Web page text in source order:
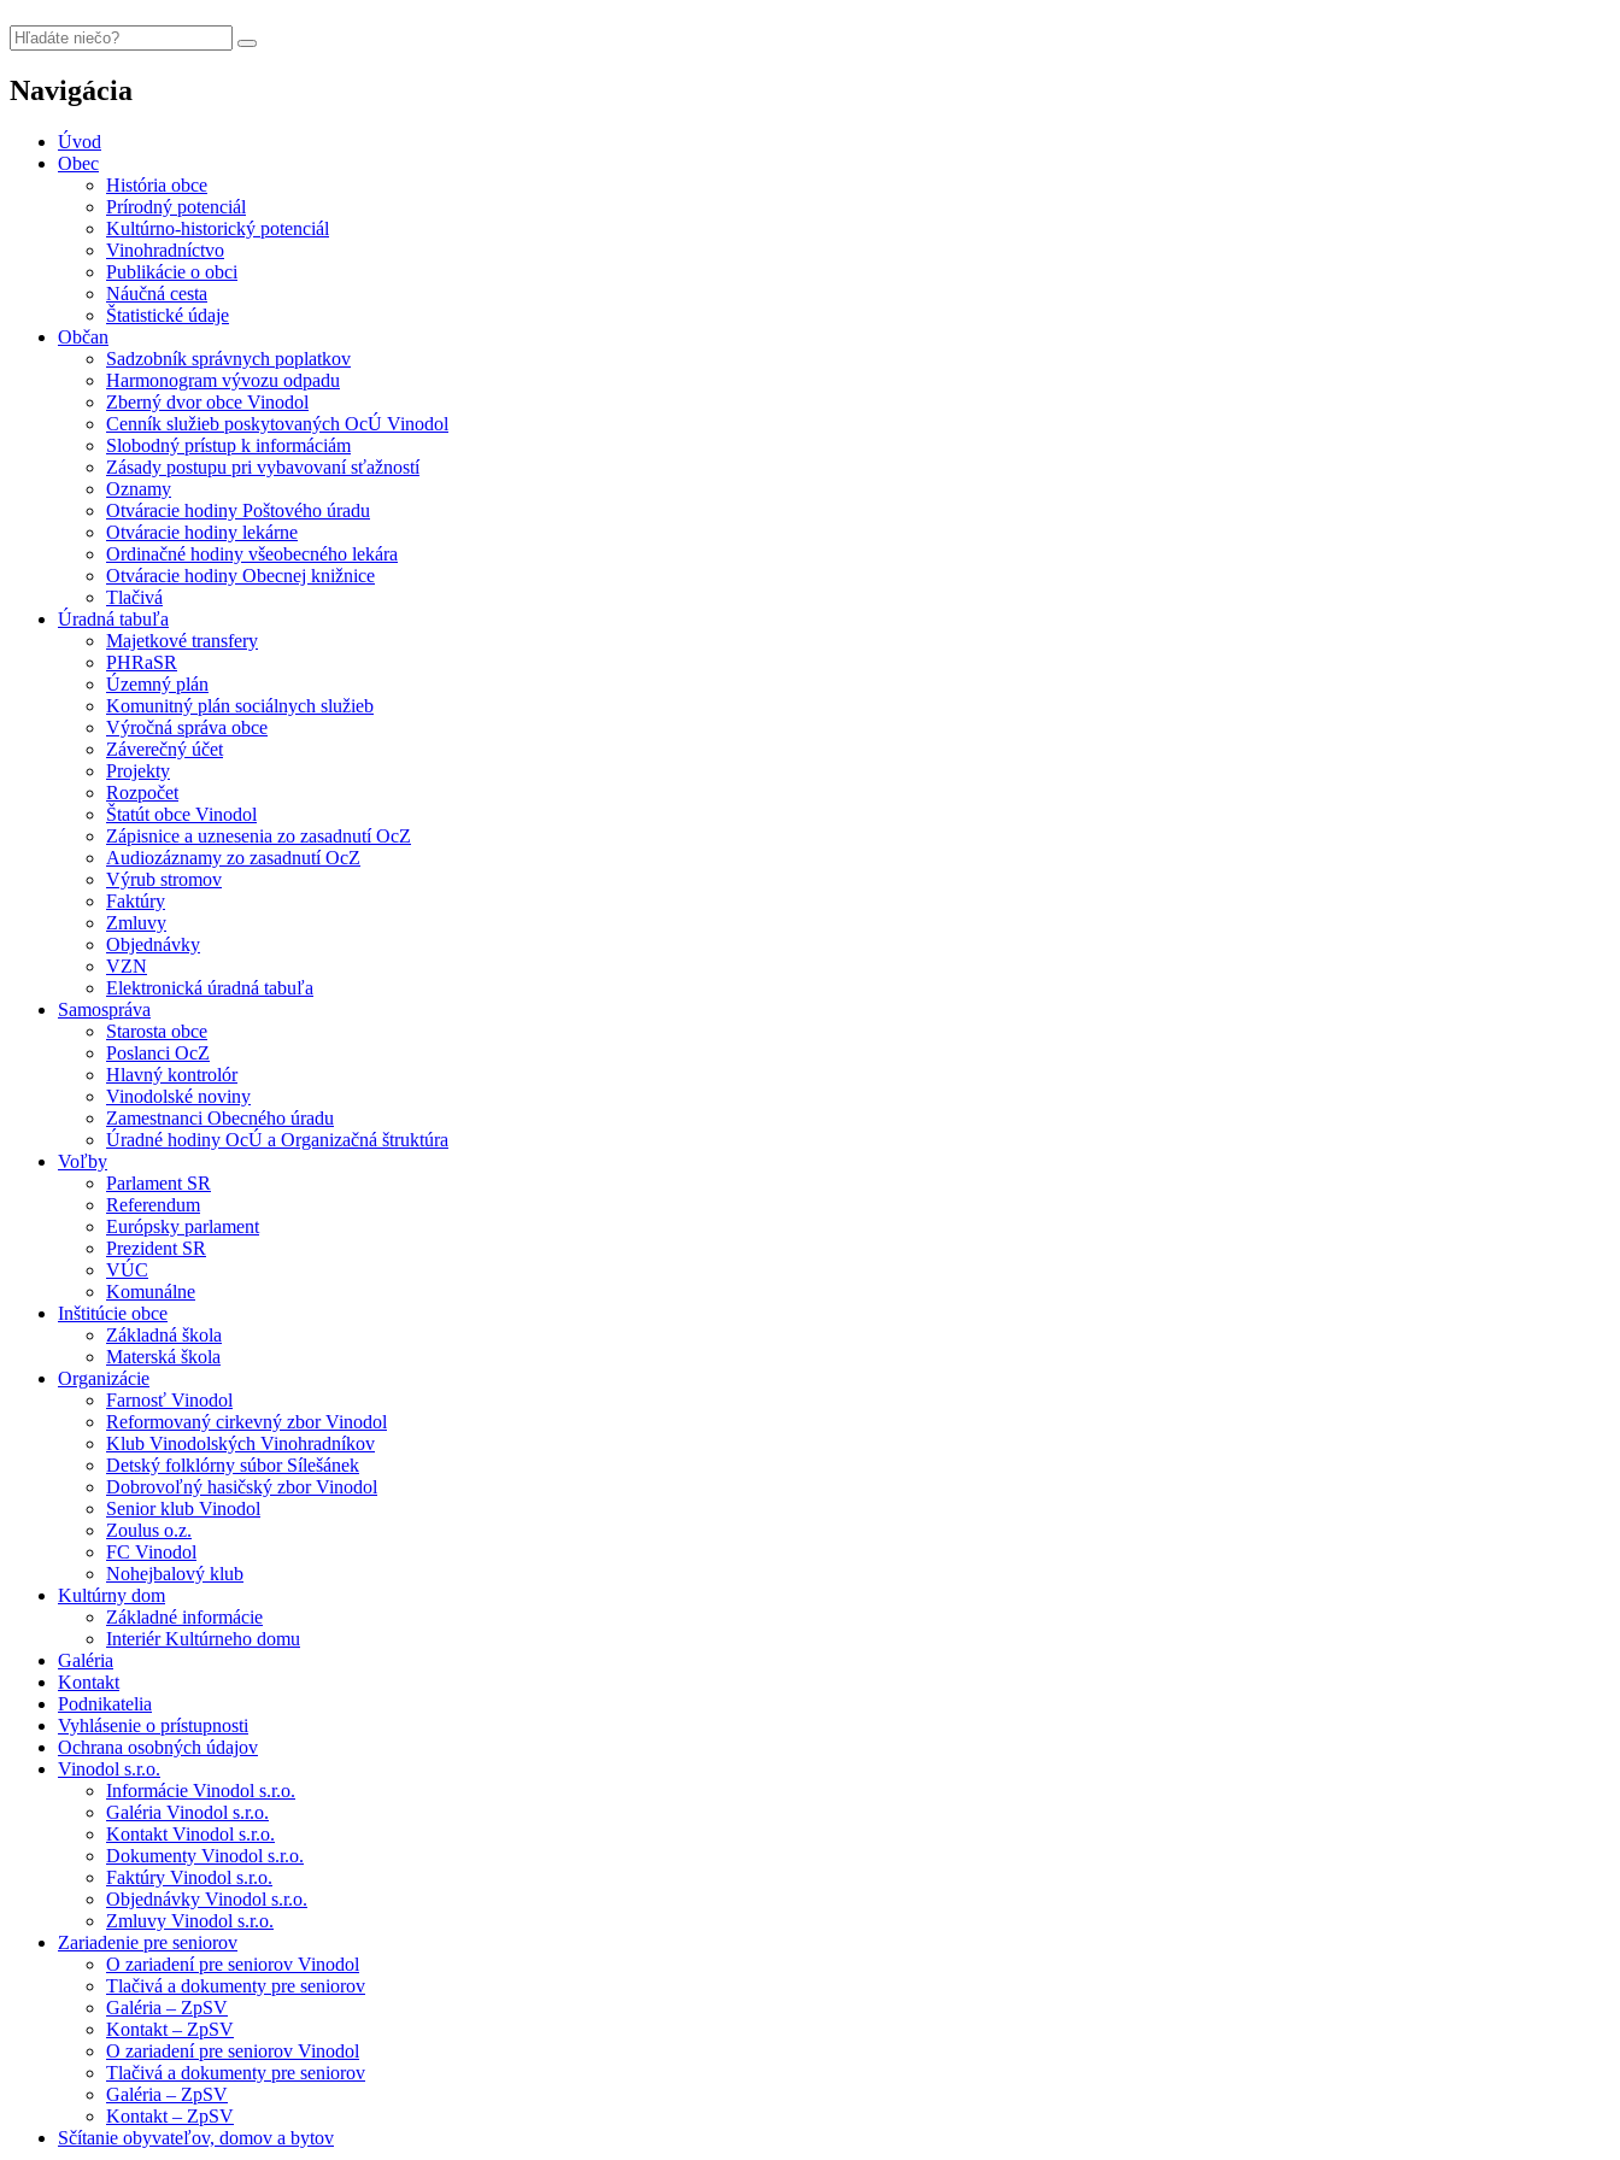
Navigácia
Úvod
Obec
História obce
Prírodný potenciál
Kultúrno-historický potenciál
Vinohradníctvo
Publikácie o obci
Náučná cesta
Štatistické údaje
Občan
Sadzobník správnych poplatkov
Harmonogram vývozu odpadu
Zberný dvor obce Vinodol
Cenník služieb poskytovaných OcÚ Vinodol
Slobodný prístup k informáciám
Zásady postupu pri vybavovaní sťažností
Oznamy
Otváracie hodiny Poštového úradu
Otváracie hodiny lekárne
Ordinačné hodiny všeobecného lekára
Otváracie hodiny Obecnej knižnice
Tlačivá
Úradná tabuľa
Majetkové transfery
PHRaSR
Územný plán
Komunitný plán sociálnych služieb
Výročná správa obce
Záverečný účet
Projekty
Rozpočet
Štatút obce Vinodol
Zápisnice a uznesenia zo zasadnutí OcZ
Audiozáznamy zo zasadnutí OcZ
Výrub stromov
Faktúry
Zmluvy
Objednávky
VZN
Elektronická úradná tabuľa
Samospráva
Starosta obce
Poslanci OcZ
Hlavný kontrolór
Vinodolské noviny
Zamestnanci Obecného úradu
Úradné hodiny OcÚ a Organizačná štruktúra
Voľby
Parlament SR
Referendum
Európsky parlament
Prezident SR
VÚC
Komunálne
Inštitúcie obce
Základná škola
Materská škola
Organizácie
Farnosť Vinodol
Reformovaný cirkevný zbor Vinodol
Klub Vinodolských Vinohradníkov
Detský folklórny súbor Sílešánek
Dobrovoľný hasičský zbor Vinodol
Senior klub Vinodol
Zoulus o.z.
FC Vinodol
Nohejbalový klub
Kultúrny dom
Základné informácie
Interiér Kultúrneho domu
Galéria
Kontakt
Podnikatelia
Vyhlásenie o prístupnosti
Ochrana osobných údajov
Vinodol s.r.o.
Informácie Vinodol s.r.o.
Galéria Vinodol s.r.o.
Kontakt Vinodol s.r.o.
Dokumenty Vinodol s.r.o.
Faktúry Vinodol s.r.o.
Objednávky Vinodol s.r.o.
Zmluvy Vinodol s.r.o.
Zariadenie pre seniorov
O zariadení pre seniorov Vinodol
Tlačivá a dokumenty pre seniorov
Galéria – ZpSV
Kontakt – ZpSV
O zariadení pre seniorov Vinodol
Tlačivá a dokumenty pre seniorov
Galéria – ZpSV
Kontakt – ZpSV
Sčítanie obyvateľov, domov a bytov